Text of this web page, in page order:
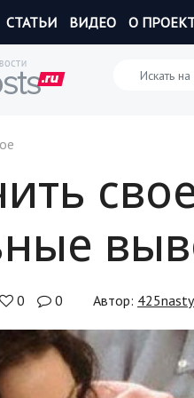
СТАТЬИ ВИДЕО О
0 0 Автор: